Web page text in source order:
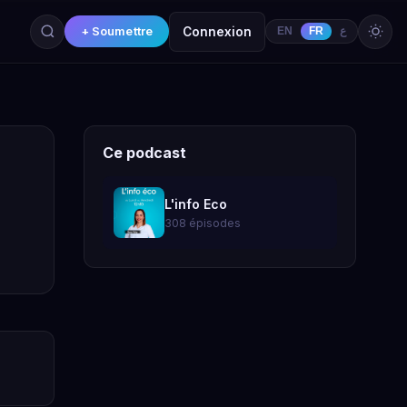
+ Soumettre Connexion EN FR ع
Ce podcast
L'info Eco
308 épisodes